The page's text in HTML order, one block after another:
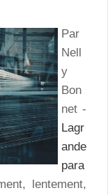
Par
Nell
y
Bon
net -
Lagr
ande
para
lentement,